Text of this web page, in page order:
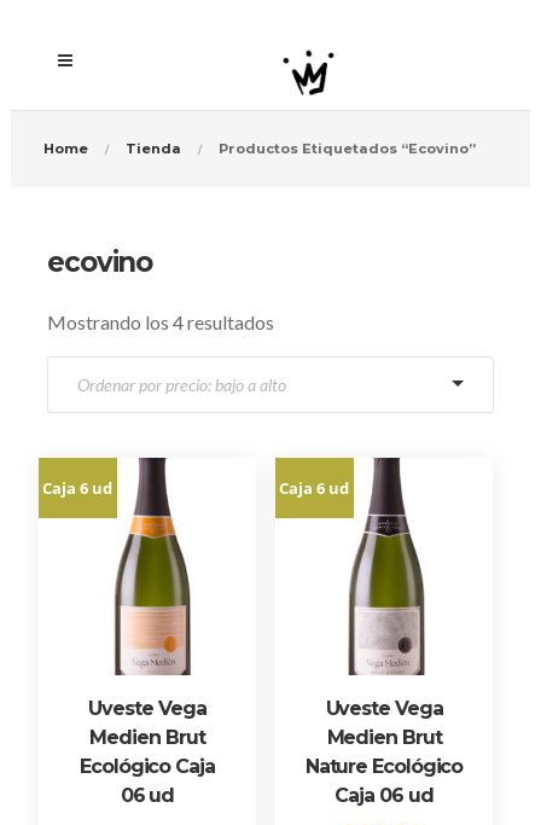
Home Tienda Productos Etiquetados “ecovino”
ecovino
Mostrando los 4 resultadosO
d
e
a
d
o
Caja 6 ud
Uveste Vega
Medien Brut
Ecológico Caja
06 ud
Caja 6 ud
Uveste Vega
Medien Brut
Nature Ecológico
Caja 06 ud